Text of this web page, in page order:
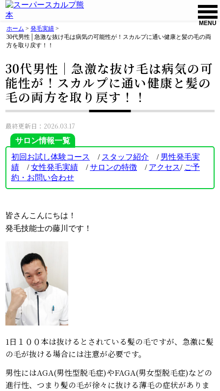
MENU
ホーム >発毛実績 >
30代男性│急激な抜け毛は病気の可能性が！スカルプに通い健康と髪の毛の両
方を取り戻す！！
30代男性│急激な抜け毛は病気の可
能性が！スカルプに通い健康と髪の
毛の両方を取り戻す！！
最終更新日：2026.03.17
サロン情報一覧
初回お試し体験コース
/ スタッフ紹介 / 男性発毛実
績 /女性発毛実績 /サロンの特徴 / アクセス/ ご予
約・お問い合わせ
皆さんこんにちは！
発毛技能士の藤川です！
1日１００本は抜けるとされている髪の毛ですが、急激に髪
の毛が抜ける場合には注意が必要です。
男性にはAGA(男性型脱毛症)やFAGA(男女型脱毛症)などの
進行性、つまり髪の毛が徐々に抜ける薄毛の症状がありま